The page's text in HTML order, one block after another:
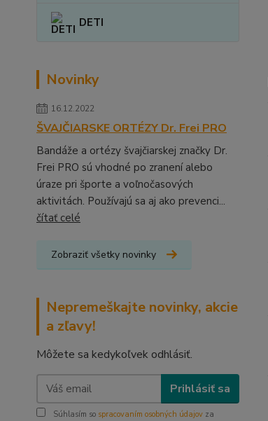
DETI
Novinky
16.12.2022
ŠVAJČIARSKE ORTÉZY Dr. Frei PRO
Bandáže a ortézy švajčiarskej značky Dr.
Frei PRO sú vhodné po zranení alebo
úraze pri športe a voľnočasových
aktivitách. Používajú sa aj ako prevenci...
čítať celé
Zobraziť všetky novinky
Nepremeškajte novinky, akcie
a zľavy!
Môžete sa kedykoľvek odhlásiť.
Prihlásiť sa
Súhlasím so spracovaním osobných údajov za